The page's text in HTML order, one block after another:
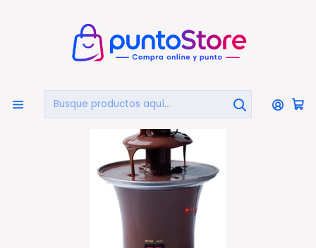
HOGAR Y DECORACIÓN Kits De Fondue
Cascada De Chocolate Fondue De 3 Pisos - Ps